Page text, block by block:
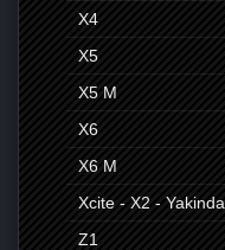
X4
X5
X5 M
X6
X6 M
Xcite - X2 - Yakinda
Z1